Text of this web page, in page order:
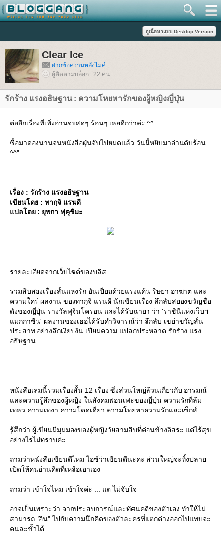
Clear Ice
ฝากข้อความหลังไมค์
ผู้ติดตามบล็อก : 22 คน
รักร้าง แรงอธิษฐาน : ความโหยหารักของผู้หญิงญี่ปุ่น
ต่ออีกเรื่องที่เพิ่งอ่านจบสดๆ ร้อนๆ เลยดีกว่าค่ะ ^^
ซื้อมาดองนานจนหนังสือฝุ่นจับไปหมดแล้ว วันนี้หยิบมาอ่านดับร้อน
^^"
เรื่อง : รักร้าง แรงอธิษฐาน
เขียนโดย : ทากุจิ แรนดี
ปลโดย : ยุพกา ฟุคุชิมะ
รายละเอียดจากเว็บไซต์ของบลิส...
รวมสิบสองเรื่องสั้นแห่งรัก อันเปี่ยมด้วยแรงแค้น ริษยา อาฆาต และ
ความใคร่ ผลงาน ของทากุจิ แรนดี นักเขียนเรื่อง ลึกลับสยองขวัญชื่อ
ดังของญี่ปุ่น รางวัลฟุจินโครอน และได้รับฉายา ว่า 'ราชินีแห่งเว็บฯ
มกกาซีน' ผลงานของเธอได้รับคำวิจารณ์ว่า ลึกลับ เขย่าขวัญสั่น
ประสาท อย่างลึกเงียบงัน เปี่ยมความ แปลกประหลาด รักร้าง แรง
อธิษฐาน
หนังสือเล่มนี้รวมเรื่องสั้น 12 เรื่อง ซึ่งส่วนใหญ่ล้วนเกี่ยวกับ อารมณ์
ละความรู้สึกของผู้หญิง ในสังคมฟอนเฟะของญี่ปุ่น ความรักที่ล้ม
เหลว ความเหงา ความโดดเดี่ยว ความโหยหาความรักและเซ็กส์
รู้สึกว่า ผู้เขียนมีมุมมองของผู้หญิงวัยสามสิบที่ค่อนข้างอิสระ แต่ไร้สุข
อย่างไรไม่ทราบค่ะ
ถามว่าหนังสือเขียนดีไหม ไอซ์ว่าเขียนดีนะคะ ส่วนใหญ่จะทิ้งปลา
เปิดให้คนอ่านคิดที่เหลือเอาเอง
ถามว่า เข้าใจไหม เข้าใจค่ะ ... แต่ ไม่จับใจ
อาจเป็นเพราะว่า จากประสบการณ์และทัศนคติของตัวเอง ทำให้ไม่
สามารถ "อิน" ไปกับความนึกคิดของตัวละครที่แตกต่างออกไปแทบจะ
คนละขั้วได้